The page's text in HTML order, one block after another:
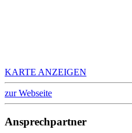
KARTE ANZEIGEN
zur Webseite
Ansprechpartner